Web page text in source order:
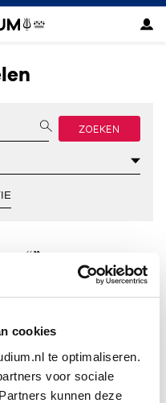
cookies
te optimaliseren.
voor sociale
kunnen deze
ZOEKEN
“”.